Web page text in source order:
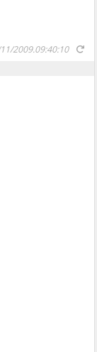
2009.09:40:10